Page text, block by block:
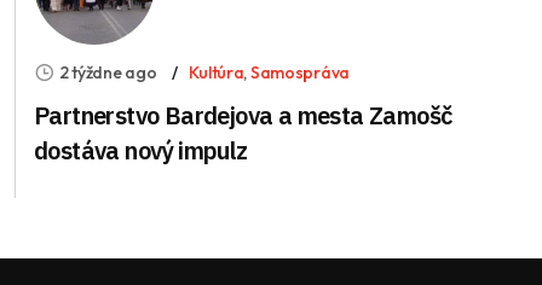
2 týždne ago Kultúra,Samospráva
Partnerstvo Bardejova a mesta Zamošč
dostáva nový impulz